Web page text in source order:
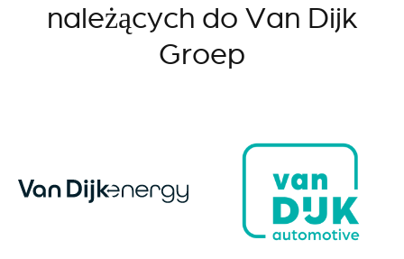
należących do Van Dijk
Groep